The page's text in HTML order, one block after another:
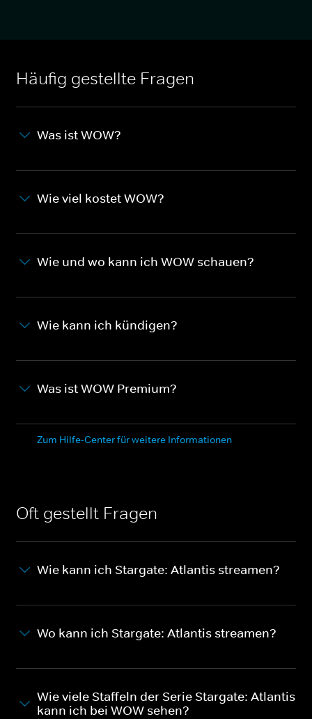
Häufig gestellte Fragen
Was ist WOW?
Wie viel kostet WOW?
Wie und wo kann ich WOW schauen?
Wie kann ich kündigen?
Was ist WOW Premium?
Zum Hilfe-Center für weitere Informationen
Oft gestellt Fragen
Wie kann ich Stargate: Atlantis streamen?
Wo kann ich Stargate: Atlantis streamen?
Wie viele Staffeln der Serie Stargate: Atlantis
kann ich bei WOW sehen?